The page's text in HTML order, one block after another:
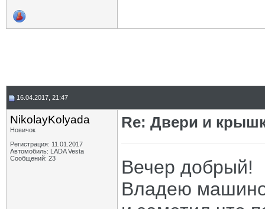
16.04.2017, 21:47
NikolayKolyada
Новичок
Регистрация: 11.01.2017
Автомобиль: LADA Vesta
Сообщений: 23
Re: Двери и
Вечер добрый!
Владею